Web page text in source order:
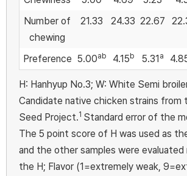
Number of
chewing
21.33 24.33 22.67
Preference 5.00ab 4.15 b 5.31 a
H: Hanhyup No.3; W: White Semi
Candidate native chicken strains from
Seed Project.1 Standard error of the
The 5 point score of H was used as
and the other samples were
the H; Flavor (1=extremely weak,